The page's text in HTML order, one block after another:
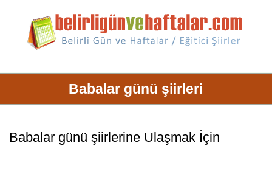
Babalar günü şiirleri
Babalar günü şiirlerine Ulaşmak İçin